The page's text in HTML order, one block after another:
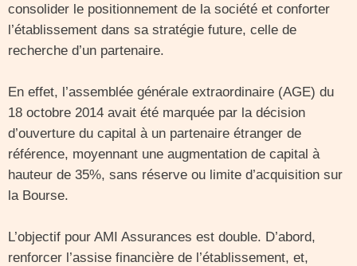
consolider le positionnement de la société et conforter
l’établissement dans sa stratégie future, celle de
recherche d’un partenaire.
En effet, l’assemblée générale extraordinaire (AGE) du
18 octobre 2014 avait été marquée par la décision
d’ouverture du capital à un partenaire étranger de
référence, moyennant une augmentation de capital à
hauteur de 35%, sans réserve ou limite d’acquisition sur
la Bourse.
L’objectif pour AMI Assurances est double. D’abord,
renforcer l’assise financière de l’établissement, et,